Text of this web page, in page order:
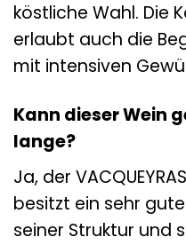
köstliche Wahl. Die
erlaubt auch die
mit intensiven
Kann dieser Wein
lange?
Ja, der VACQUEYRAS
besitzt ein sehr
seiner Struktur und